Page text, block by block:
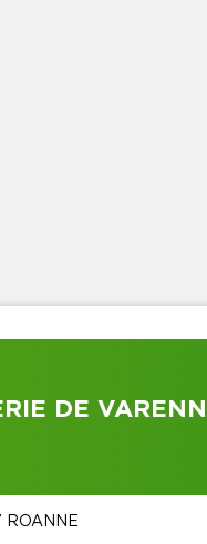
DE
ROANNE